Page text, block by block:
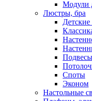
Модули
Люстры, бра
Подвесы
Споты
Эконом
Настольные